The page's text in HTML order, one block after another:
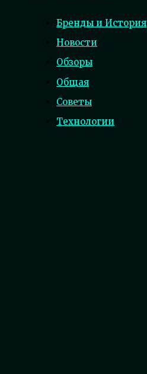
Бренды и История
Новости
Обзоры
Общая
Советы
Технологии